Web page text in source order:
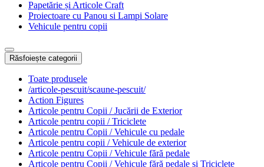
Papetărie și Articole Craft
Proiectoare cu Panou si Lampi Solare
Vehicule pentru copii
Răsfoiește categorii
Toate produsele
/articole-pescuit/scaune-pescuit/
Action Figures
Articole pentru Copii / Jucării de Exterior
Articole pentru copii / Triciclete
Articole pentru Copii / Vehicule cu pedale
Articole pentru copii / Vehicule de exterior
Articole pentru Copii / Vehicule fără pedale
Articole pentru Copii / Vehicule fără pedale și Triciclete